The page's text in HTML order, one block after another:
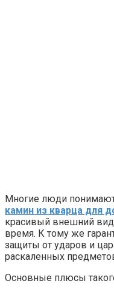
Многие люди
камин из кварца для
красивый внешний вид
время. К тому же
защиты от ударов и
раскаленных
Основные плюсы